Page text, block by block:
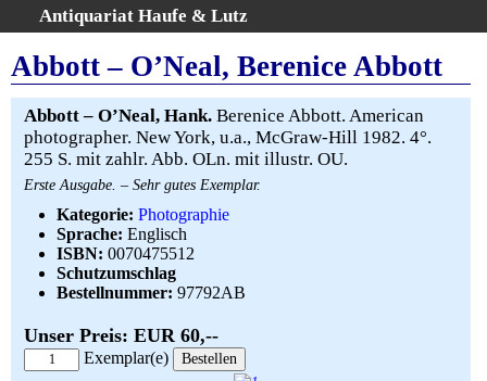
Antiquariat Haufe & Lutz
Home
Gesamtbestand
Erweiterte Suche
Kategorien
Schlagwörter
Warenkorb
AGB
Widerruf
Aktuelle Kataloge
Kontakt
Abbott – O’Neal, Berenice Abbott
Abbott – O’Neal, Hank. Berenice Abbott. American
photographer. New York, u.a., McGraw-Hill 1982. 4°.
255 S. mit zahlr. Abb. OLn. mit illustr. OU.
Erste Ausgabe. – Sehr gutes Exemplar.
Kategorie: Photographie
Sprache: Englisch
ISBN: 0070475512
Schutzumschlag
Bestellnummer: 97792AB
Unser Preis: EUR 60,--
Exemplar(e)